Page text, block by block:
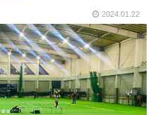
2024.01.22